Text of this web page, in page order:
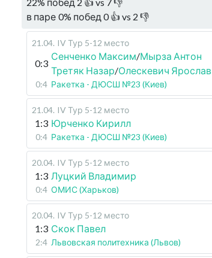
22% побед 2 👍 vs 7👎
в паре 0% побед 0👍 vs 2 👎
21.04. IV Тур 5-12 место
0:3
Сенченко Максим/Мырза Антон
Третяк Назар/Олескевич Ярослав
0:4 Ракетка - ДЮСШ №23 (Киев)
21.04. IV Тур 5-12 место
1:3 Юрченко Кирилл
0:4 Ракетка - ДЮСШ №23 (Киев)
20.04. IV Тур 5-12 место
1:3 Луцкий Владимир
0:4 ОМИС (Харьков)
20.04. IV Тур 5-12 место
1:3 Скок Павел
2:4 Львовская политехника (Львов)